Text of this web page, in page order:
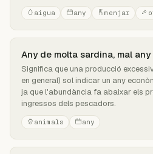
aigua any menjar
Any de molta sardina, mal any
Significa que una producció
en general) sol indicar un any
ja que l'abundància fa abaixar els
ingressos dels pescadors.
animals any